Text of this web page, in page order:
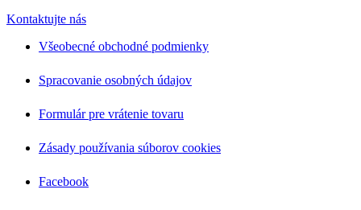
Kontaktujte nás
Všeobecné obchodné podmienky
Spracovanie osobných údajov
Formulár pre vrátenie tovaru
Zásady používania súborov cookies
Facebook